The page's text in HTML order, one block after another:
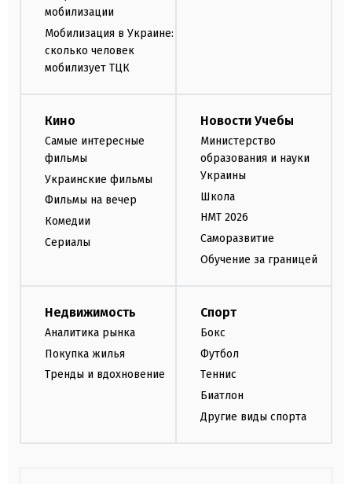
мобилизации
Мобилизация в Украине:
сколько человек
мобилизует ТЦК
Кино
Самые интересные
фильмы
Украинские фильмы
Фильмы на вечер
Комедии
Сериалы
Новости Учебы
Министерство
образования и науки
Украины
Школа
НМТ 2026
Саморазвитие
Обучение за границей
Недвижимость
Аналитика рынка
Покупка жилья
Тренды и вдохновение
Спорт
Бокс
Футбол
Теннис
Биатлон
Другие виды спорта